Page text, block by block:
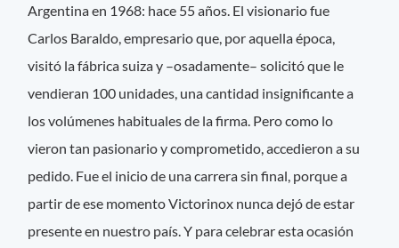
Argentina en 1968: hace 55 años. El visionario fue
Carlos Baraldo, empresario que, por aquella época,
visitó la fábrica suiza y –osadamente– solicitó que le
vendieran 100 unidades, una cantidad insignificante a
los volúmenes habituales de la firma. Pero como lo
vieron tan pasionario y comprometido, accedieron a su
pedido. Fue el inicio de una carrera sin final, porque a
partir de ese momento Victorinox nunca dejó de estar
presente en nuestro país. Y para celebrar esta ocasión